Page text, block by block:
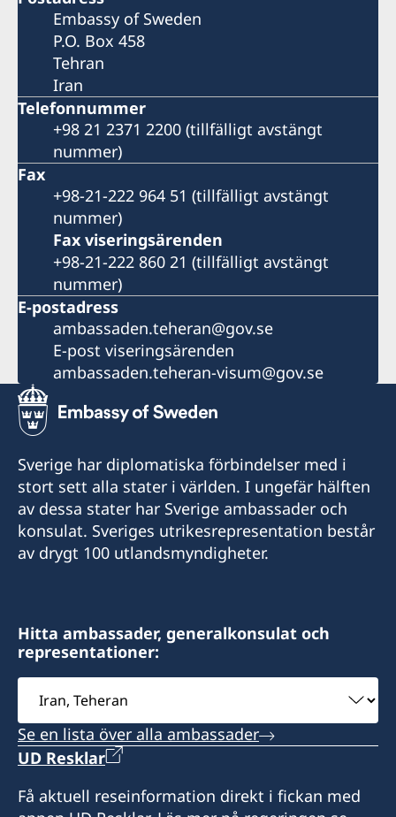
Embassy of Sweden
P.O. Box 458
Tehran
Iran
Telefonnummer
+98 21 2371 2200 (tillfälligt avstängt
nummer)
Fax
+98-21-222 964 51 (tillfälligt avstängt
nummer)
Fax viseringsärenden
+98-21-222 860 21 (tillfälligt avstängt
nummer)
E-postadress
ambassaden.teheran@gov.se
E-post viseringsärenden
ambassaden.teheran-visum@gov.se
Sverige har diplomatiska förbindelser med i
stort sett alla stater i världen. I ungefär hälften
av dessa stater har Sverige ambassader och
konsulat. Sveriges utrikesrepresentation består
av drygt 100 utlandsmyndigheter.
Hitta ambassader, generalkonsulat och
representationer:
Välj
ambassad
Se en lista över alla ambassader
UD Resklar
Få aktuell reseinformation direkt i fickan med